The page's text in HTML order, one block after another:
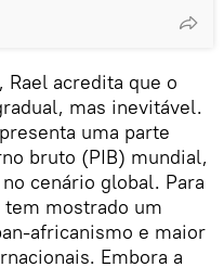
acredita que o
mas inevitável.
uma parte
bruto (PIB) mundial,
cenário global. Para
mostrado um
africanismo e maior
Embora a